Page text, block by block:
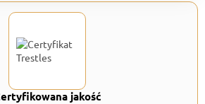
jakość